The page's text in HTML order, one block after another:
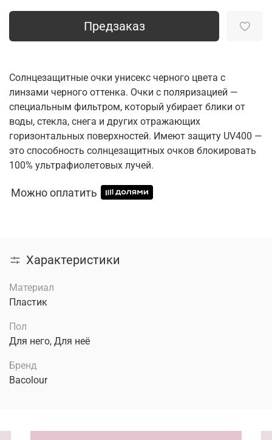
Предзаказ
Солнцезащитные очки унисекс черного цвета с
линзами черного оттенка. Очки с поляризацией —
специальным фильтром, который убирает блики от
воды, стекла, снега и других отражающих
горизонтальных поверхностей. Имеют защиту UV400 —
это способность солнцезащитных очков блокировать
100% ультрафиолетовых лучей.
Можно оплатить
Характеристики
Материал
Пластик
Пол
Для него, Для неё
Бренд
Bacolour